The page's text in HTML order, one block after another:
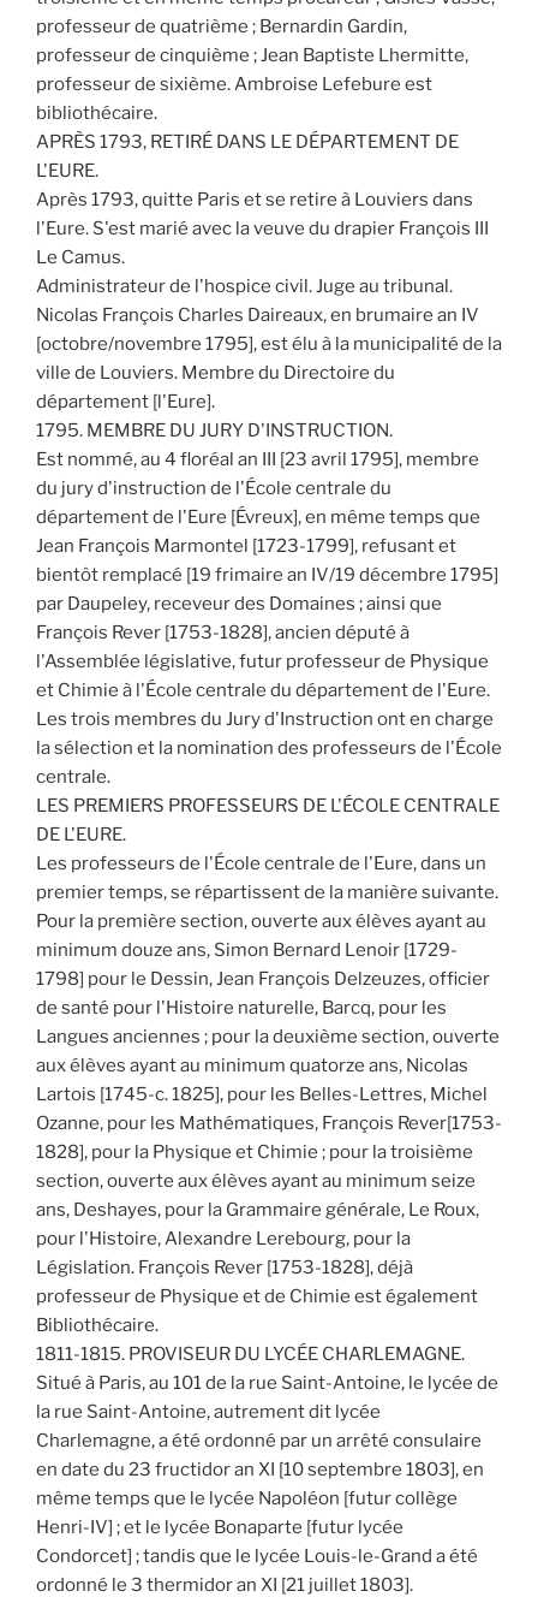
professeur de quatrième ; Bernardin Gardin,
professeur de cinquième ; Jean Baptiste Lhermitte,
professeur de sixième. Ambroise Lefebure est
bibliothécaire.
APRÈS 1793, RETIRÉ DANS LE DÉPARTEMENT DE
L'EURE.
Après 1793, quitte Paris et se retire à Louviers dans
l'Eure. S'est marié avec la veuve du drapier François III
Le Camus.
Administrateur de l'hospice civil. Juge au tribunal.
Nicolas François Charles Daireaux, en brumaire an IV
[octobre/novembre 1795], est élu à la municipalité de la
ville de Louviers. Membre du Directoire du
département [l'Eure].
1795. MEMBRE DU JURY D'INSTRUCTION.
Est nommé, au 4 floréal an III [23 avril 1795], membre
du jury d'instruction de l'École centrale du
département de l'Eure [Évreux], en même temps que
Jean François Marmontel [1723-1799], refusant et
bientôt remplacé [19 frimaire an IV/19 décembre 1795]
par Daupeley, receveur des Domaines ; ainsi que
François Rever [1753-1828], ancien député à
l'Assemblée législative, futur professeur de Physique
et Chimie à l'École centrale du département de l'Eure.
Les trois membres du Jury d'Instruction ont en charge
la sélection et la nomination des professeurs de l'École
centrale.
LES PREMIERS PROFESSEURS DE L'ÉCOLE CENTRALE
DE L'EURE.
Les professeurs de l'École centrale de l'Eure, dans un
premier temps, se répartissent de la manière suivante.
Pour la première section, ouverte aux élèves ayant au
minimum douze ans, Simon Bernard Lenoir [1729-
1798] pour le Dessin, Jean François Delzeuzes, officier
de santé pour l'Histoire naturelle, Barcq, pour les
Langues anciennes ; pour la deuxième section, ouverte
aux élèves ayant au minimum quatorze ans, Nicolas
Lartois [1745-c. 1825], pour les Belles-Lettres, Michel
Ozanne, pour les Mathématiques, François Rever[1753-
1828], pour la Physique et Chimie ; pour la troisième
section, ouverte aux élèves ayant au minimum seize
ans, Deshayes, pour la Grammaire générale, Le Roux,
pour l'Histoire, Alexandre Lerebourg, pour la
Législation. François Rever [1753-1828], déjà
professeur de Physique et de Chimie est également
Bibliothécaire.
1811-1815. PROVISEUR DU LYCÉE CHARLEMAGNE.
Situé à Paris, au 101 de la rue Saint-Antoine, le lycée de
la rue Saint-Antoine, autrement dit lycée
Charlemagne, a été ordonné par un arrêté consulaire
en date du 23 fructidor an XI [10 septembre 1803], en
même temps que le lycée Napoléon [futur collège
Henri-IV] ; et le lycée Bonaparte [futur lycée
Condorcet] ; tandis que le lycée Louis-le-Grand a été
ordonné le 3 thermidor an XI [21 juillet 1803].